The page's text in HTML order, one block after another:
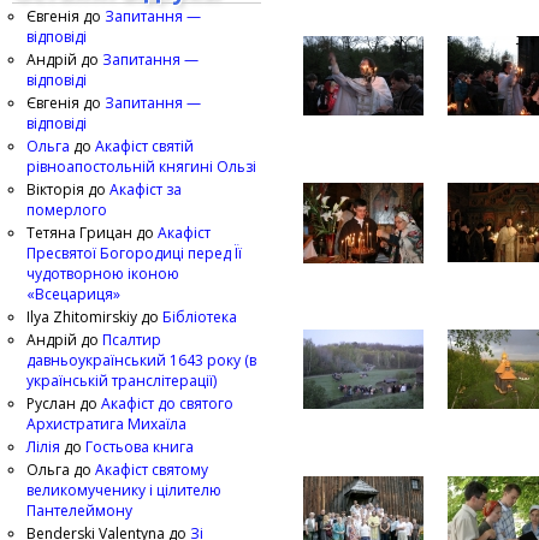
Євгенія до Запитання —
відповіді
Андрій до Запитання —
відповіді
Євгенія до Запитання —
відповіді
Ольга до Акафіст святій
рівноапостольній княгині Ользі
Вікторія до Акафіст за
померлого
Тетяна Грицан до Акафіст
Пресвятої Богородиці перед Її
чудотворною іконою
«Всецариця»
Ilya Zhitomirskiy до Бібліотека
Андрій до Псалтир
давньоукраїнський 1643 року (в
українській транслітерації)
Руслан до Акафіст до святого
Архистратига Михаїла
Лілія до Гостьова книга
Ольга до Акафіст святому
великомученику і цілителю
Пантелеймону
Benderski Valentyna до Зі